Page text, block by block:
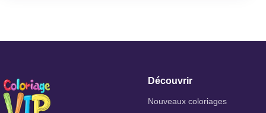
Découvrir
Nouveaux coloriages